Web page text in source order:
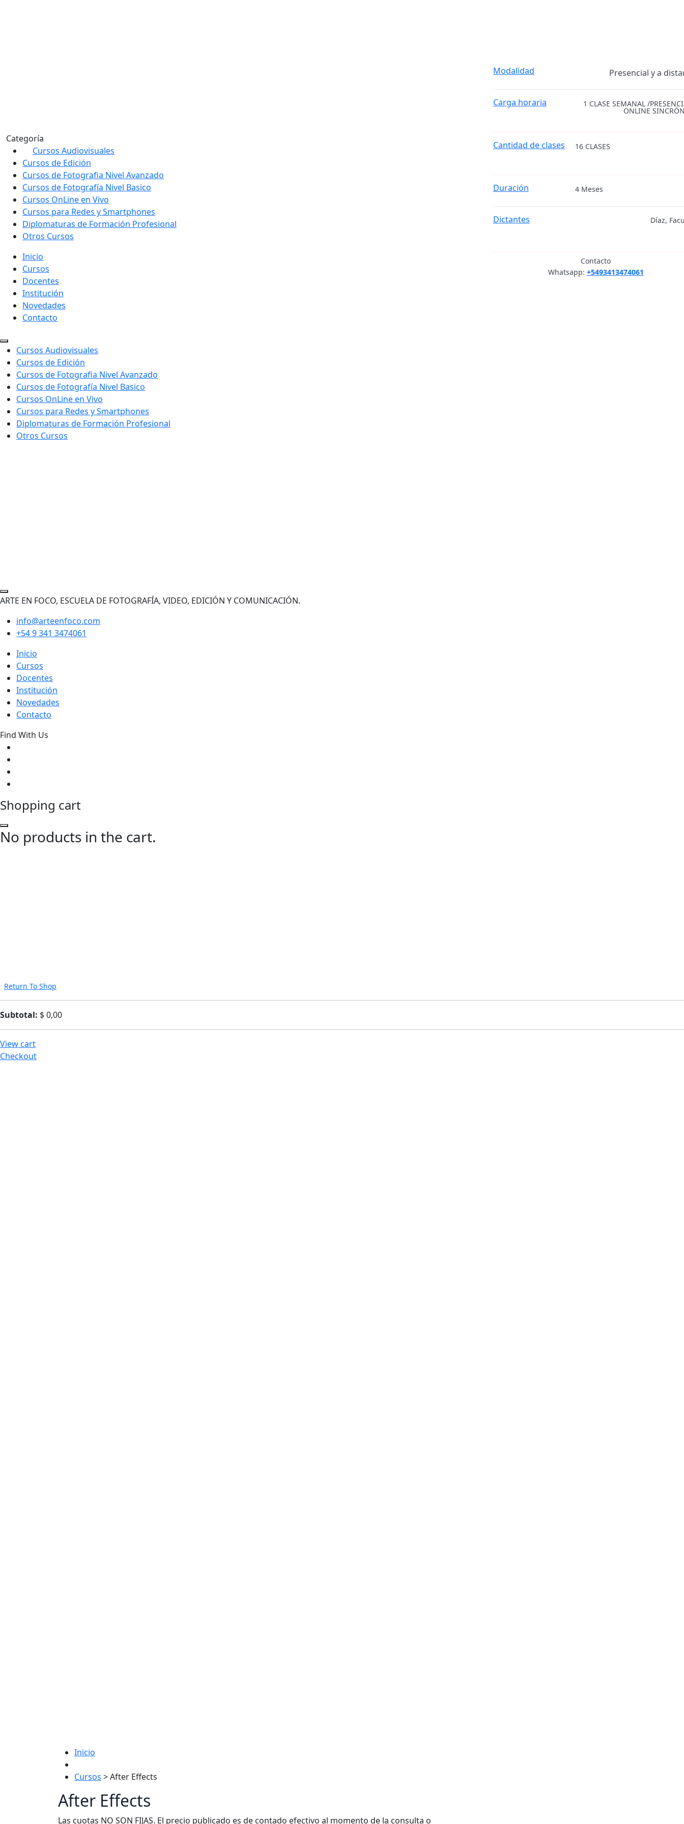
Categoría
Cursos Audiovisuales
Cursos de Edición
Cursos de Fotografia Nivel Avanzado
Cursos de Fotografía Nivel Basico
Cursos OnLine en Vivo
Cursos para Redes y Smartphones
Diplomaturas de Formación Profesional
Otros Cursos
Inicio
Cursos
Docentes
Institución
Novedades
Contacto
Cursos Audiovisuales
Cursos de Edición
Cursos de Fotografia Nivel Avanzado
Cursos de Fotografía Nivel Basico
Cursos OnLine en Vivo
Cursos para Redes y Smartphones
Diplomaturas de Formación Profesional
Otros Cursos
ARTE EN FOCO, ESCUELA DE FOTOGRAFÍA, VIDEO, EDICIÓN Y COMUNICACIÓN.
info@arteenfoco.com
+54 9 341 3474061
Inicio
Cursos
Docentes
Institución
Novedades
Contacto
Find With Us
Shopping cart
No products in the cart.
Return To Shop
Subtotal: $0,00
View cart
Checkout
Inicio
Cursos >After Effects
After Effects
Las cuotas NO SON FIJAS. El precio publicado es de contado efectivo al momento de la consulta o
Modalidad Presencial y a
Carga horaria 1 CLASE SEMANAL /
ONLINE
Cantidad de clases 16 CLASES
Duración 4 Meses
Dictantes Díaz,
Contacto
Whatsapp: +5493413474061